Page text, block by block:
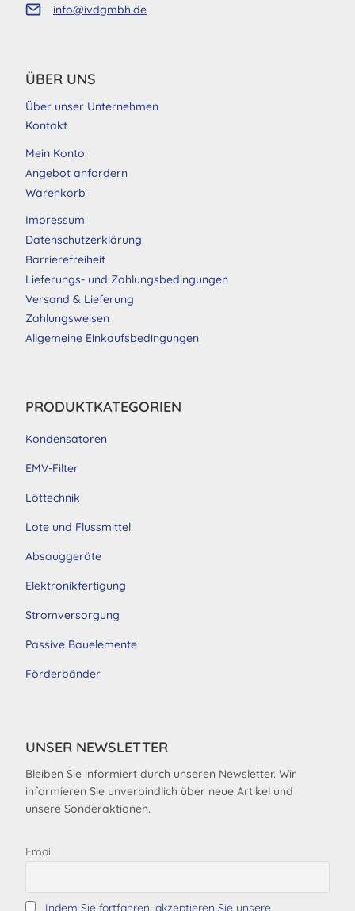
info@ivdgmbh.de
ÜBER UNS
Über unser Unternehmen
Kontakt
Mein Konto
Angebot anfordern
Warenkorb
Impressum
Datenschutzerklärung
Barrierefreiheit
Lieferungs- und Zahlungsbedingungen
Versand & Lieferung
Zahlungsweisen
Allgemeine Einkaufsbedingungen
PRODUKTKATEGORIEN
Kondensatoren
EMV-Filter
Löttechnik
Lote und Flussmittel
Absauggeräte
Elektronikfertigung
Stromversorgung
Passive Bauelemente
Förderbänder
UNSER NEWSLETTER
Bleiben Sie informiert durch unseren Newsletter. Wir
informieren Sie unverbindlich über neue Artikel und
unsere Sonderaktionen.
Email
Indem Sie fortfahren, akzeptieren Sie unsere